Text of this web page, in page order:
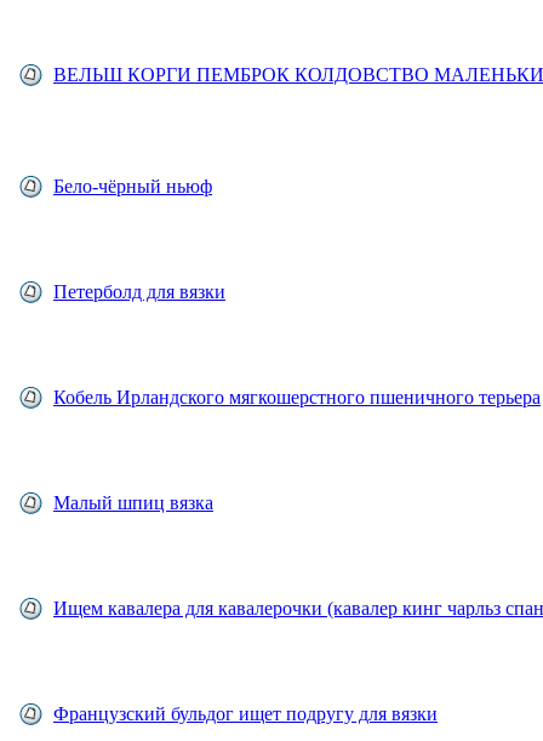
ВЕЛЬШ КОРГИ ПЕМБРОК КОЛДОВСТВО
Бело-чёрный ньюф
Петерболд для вязки
Кобель Ирландского мягкошерстного пшеничного терьера
Малый шпиц вязка
Ищем кавалера для кавалерочки (кавалер кинг чарльз
Французский бульдог ищет подругу для вязки